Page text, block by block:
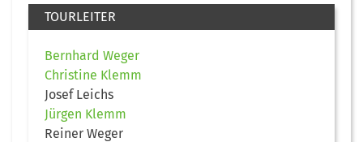
TOURLEITER
Bernhard Weger
Christine Klemm
Josef Leichs
Jürgen Klemm
Reiner Weger